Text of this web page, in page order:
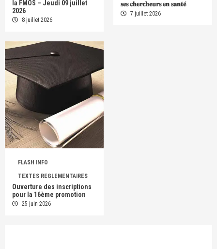
la FMOS – Jeudi 09 juillet
2026
8 juillet 2026
𝐬𝐞𝐬 𝐜𝐡𝐞𝐫𝐜𝐡𝐞𝐮𝐫𝐬 𝐞𝐧 𝐬𝐚𝐧𝐭𝐞́
7 juillet 2026
FLASH INFO
TEXTES REGLEMENTAIRES
Ouverture des inscriptions
pour la 16ème promotion
25 juin 2026